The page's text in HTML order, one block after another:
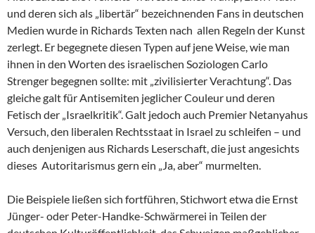
und deren sich als „libertär“ bezeichnenden Fans in deutschen
Medien wurde in Richards Texten nach allen Regeln der Kunst
zerlegt. Er begegnete diesen Typen auf jene Weise, wie man
ihnen in den Worten des israelischen Soziologen Carlo
Strenger begegnen sollte: mit „zivilisierter Verachtung“. Das
gleiche galt für Antisemiten jeglicher Couleur und deren
Fetisch der „Israelkritik“. Galt jedoch auch Premier Netanyahus
Versuch, den liberalen Rechtsstaat in Israel zu schleifen – und
auch denjenigen aus Richards Leserschaft, die just angesichts
dieses Autoritarismus gern ein „Ja, aber“ murmelten.
Die Beispiele ließen sich fortführen, Stichwort etwa die Ernst
Jünger- oder Peter-Handke-Schwärmerei in Teilen der